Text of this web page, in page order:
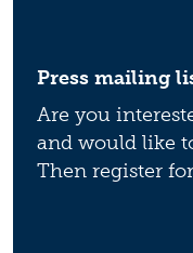
Press mailing
Are you
and would like
Then register